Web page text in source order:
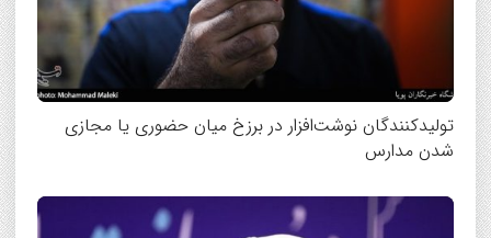
تولیدکنندگان نوشت‌افزار در برزخ میان حضوری یا مجازی
شدن مدارس